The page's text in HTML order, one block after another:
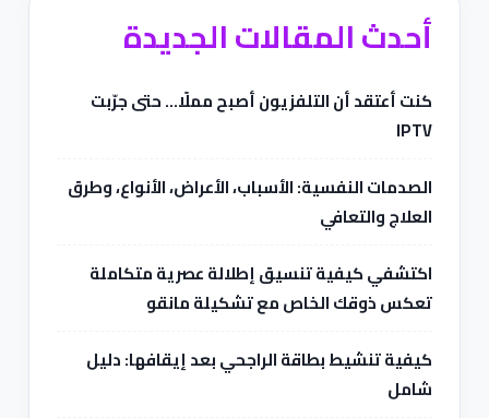
أحدث المقالات الجديدة
كنت أعتقد أن التلفزيون أصبح مملًا… حتى جرّبت
IPTV
الصدمات النفسية: الأسباب، الأعراض، الأنواع، وطرق
العلاج والتعافي
اكتشفي كيفية تنسيق إطلالة عصرية متكاملة
تعكس ذوقك الخاص مع تشكيلة مانقو
كيفية تنشيط بطاقة الراجحي بعد إيقافها: دليل
شامل